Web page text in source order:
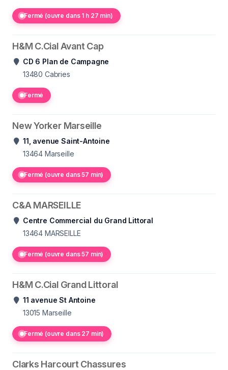
Fermé (ouvre dans 1 h 27 min)
H&M C.Cial Avant Cap
CD 6 Plan de Campagne
13480 Cabries
Fermé
New Yorker Marseille
11, avenue Saint-Antoine
13464 Marseille
Fermé (ouvre dans 57 min)
C&A MARSEILLE
Centre Commercial du Grand Littoral
13464 MARSEILLE
Fermé (ouvre dans 57 min)
H&M C.Cial Grand Littoral
11 avenue St Antoine
13015 Marseille
Fermé (ouvre dans 27 min)
Clarks Harcourt Chassures